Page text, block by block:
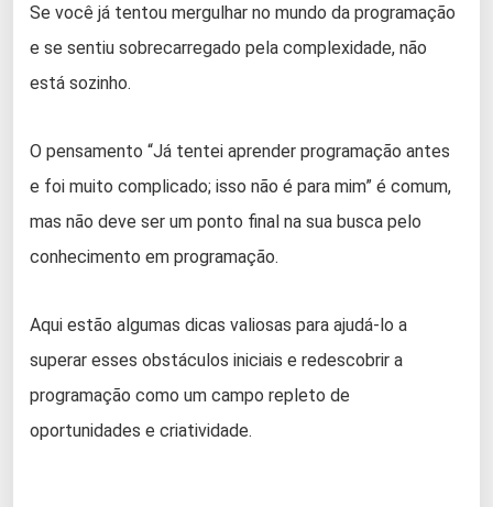
Se você já tentou mergulhar no mundo da programação
e se sentiu sobrecarregado pela complexidade, não
está sozinho.
O pensamento “Já tentei aprender programação antes
e foi muito complicado; isso não é para mim” é comum,
mas não deve ser um ponto final na sua busca pelo
conhecimento em programação.
Aqui estão algumas dicas valiosas para ajudá-lo a
superar esses obstáculos iniciais e redescobrir a
programação como um campo repleto de
oportunidades e criatividade.